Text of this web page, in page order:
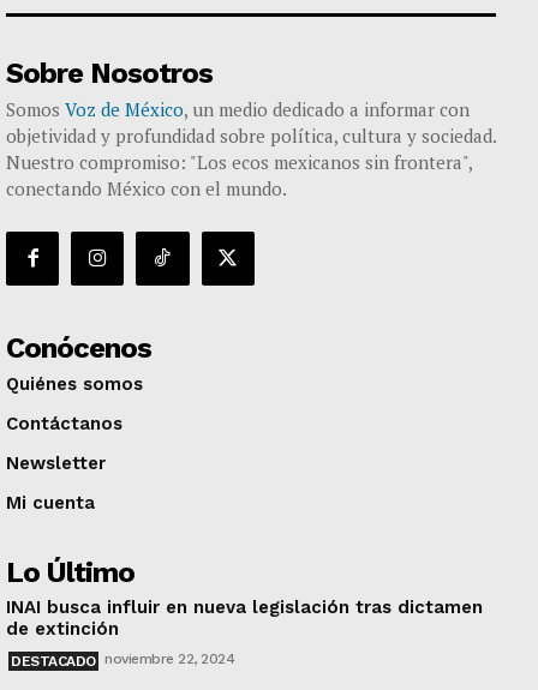
Sobre Nosotros
Somos Voz de México, un medio dedicado a informar con
objetividad y profundidad sobre política, cultura y sociedad.
Nuestro compromiso: "Los ecos mexicanos sin frontera",
conectando México con el mundo.
Conócenos
Quiénes somos
Contáctanos
Newsletter
Mi cuenta
Lo Último
INAI busca influir en nueva legislación tras dictamen
de extinción
DESTACADO noviembre 22, 2024